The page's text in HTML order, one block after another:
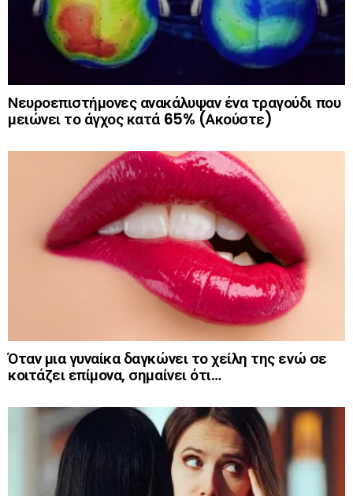
Νευροεπιστήμονες ανακάλυψαν ένα τραγούδι που
μειώνει το άγχος κατά 65% (Ακούστε)
Όταν μια γυναίκα δαγκώνει το χείλη της ενώ σε
κοιτάζει επίμονα, σημαίνει ότι…